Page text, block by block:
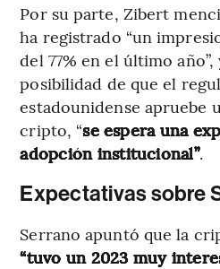
Por su parte, Zibert
ha registrado “un
del 77% en el último
posibilidad de que el
estadounidense apruebe
cripto, “se espera una
adopción institucional”.
Expectativas sobre
Serrano apuntó que la
“tuvo un 2023 muy